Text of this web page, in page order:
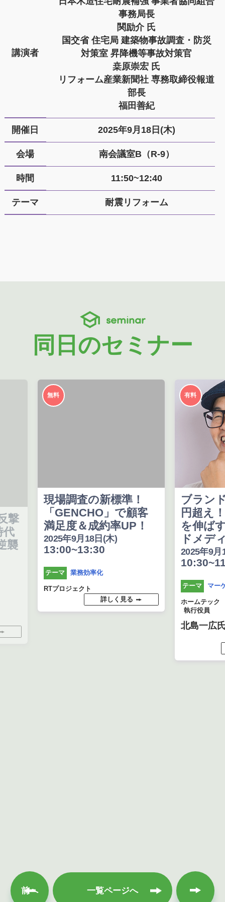
講演者
事務局長
関励介 氏
国交省 住宅局 建築物事故調査・防災
対策室 昇降機等事故対策官
桒原崇宏 氏
リフォーム産業新聞社 専務取締役報道
部長
福田善紀
開催日 2025年9月18日(木)
会場 南会議室B（R-9）
時間 11:50~12:40
テーマ 耐震リフォーム
seminar
同日のセミナー
現場調査の新標準！
「GENCHO」で顧客
満足度＆成約率UP！
2025年9月18日(木)
13:00~13:30
業務効率化
RTプロジェクト
詳しく見る
ブランド設
円超え！高
を伸ばす独
ドメディア
2025年9月18日(
10:30~11:20
マーケティン
ホームテック
執行役員
北島一広氏
前へ 一覧ページへ
次へ